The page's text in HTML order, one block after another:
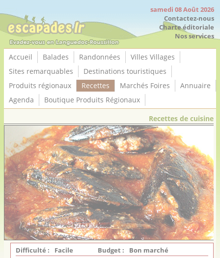
samedi 08 Août 2026
Contactez-nous
Charte éditoriale
Nos services
Accueil Balades Randonnées
Villes Villages
Sites remarquables
Destinations touristiques
Produits régionaux
Recettes Marchés Foires
Annuaire
Agenda
Boutique Produits Régionaux
Recettes de cuisine
Difficulté : Facile Budget : Bon marché